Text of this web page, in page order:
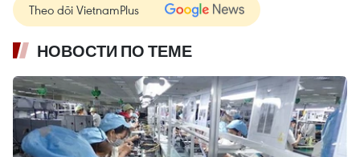
Theo dõi VietnamPlus
НОВОСТИ ПО ТЕМЕ